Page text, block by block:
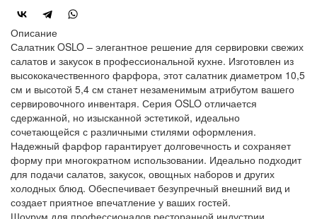
Описание
Салатник OSLO – элегантное решение для сервировки свежих
салатов и закусок в профессиональной кухне. Изготовлен из
высококачественного фарфора, этот салатник диаметром 10,5
см и высотой 5,4 см станет незаменимым атрибутом вашего
сервировочного инвентаря. Серия OSLO отличается
сдержанной, но изысканной эстетикой, идеально
сочетающейся с различными стилями оформления.
Надежный фарфор гарантирует долговечность и сохраняет
форму при многократном использовании. Идеально подходит
для подачи салатов, закусок, овощных наборов и других
холодных блюд. Обеспечивает безупречный внешний вид и
создает приятное впечатление у ваших гостей.